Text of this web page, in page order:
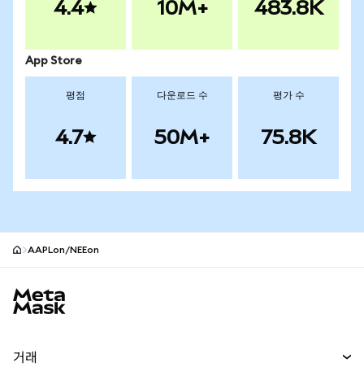
4.4 10M+ 483.8K
App Store
평점
4.7
다운로드 수
50M+
평가 수
75.8K
AAPLon/NEEon
거래